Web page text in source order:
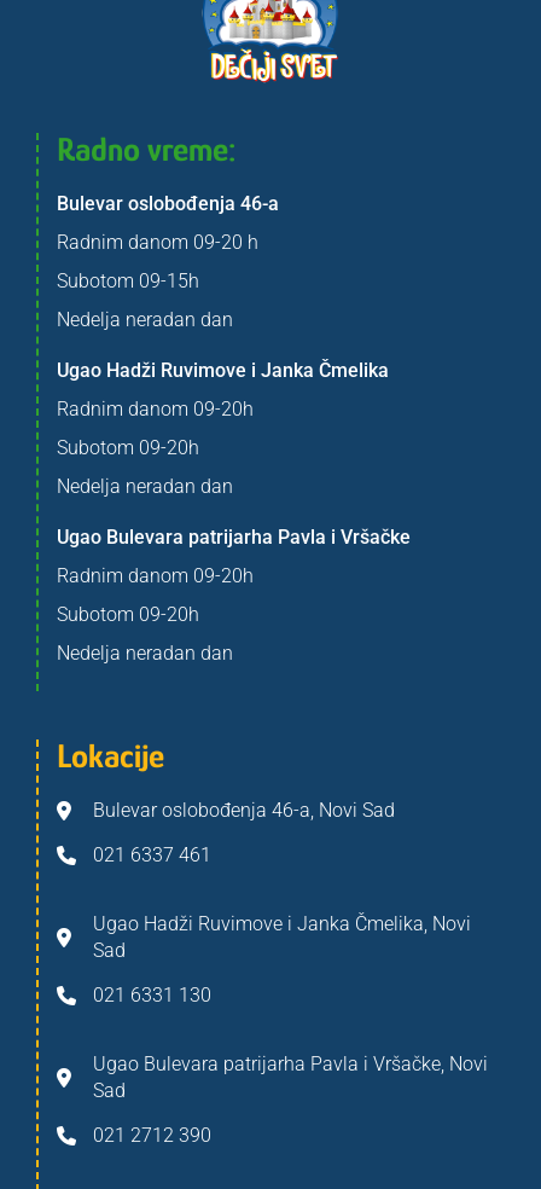
Radno vreme:
Bulevar oslobođenja 46-a
Radnim danom 09-20 h
Subotom 09-15h
Nedelja neradan dan
Ugao Hadži Ruvimove i Janka Čmelika
Radnim danom 09-20h
Subotom 09-20h
Nedelja neradan dan
Ugao Bulevara patrijarha Pavla i Vršačke
Radnim danom 09-20h
Subotom 09-20h
Nedelja neradan dan
Lokacije
Bulevar oslobođenja 46-a, Novi Sad
021 6337 461
Ugao Hadži Ruvimove i Janka Čmelika, Novi
Sad
021 6331 130
Ugao Bulevara patrijarha Pavla i Vršačke, Novi
Sad
021 2712 390